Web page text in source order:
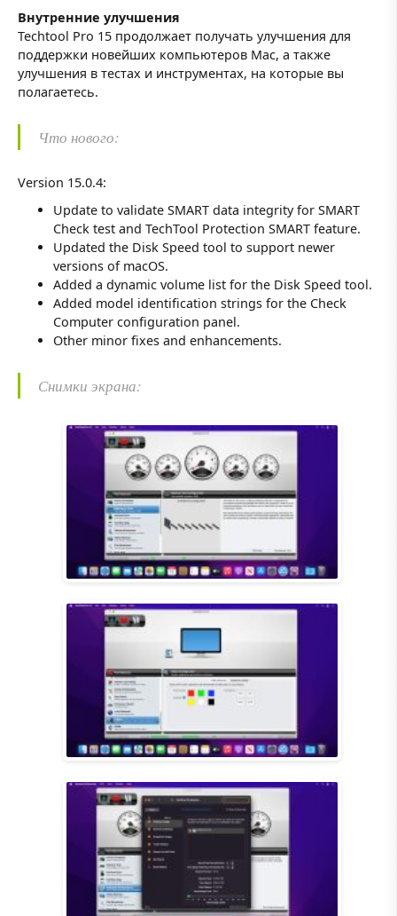
Внутренние улучшения
Techtool Pro 15 продолжает получать улучшения для
поддержки новейших компьютеров Mac, а также
улучшения в тестах и инструментах, на которые вы
полагаетесь.
Что нового:
Version 15.0.4:
Update to validate SMART data integrity for SMART
Check test and TechTool Protection SMART feature.
Updated the Disk Speed tool to support newer
versions of macOS.
Added a dynamic volume list for the Disk Speed tool.
Added model identification strings for the Check
Computer configuration panel.
Other minor fixes and enhancements.
Снимки экрана: